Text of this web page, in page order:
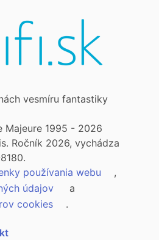
vesmíru fantastiky
1995 - 2026
Ročník 2026, vychádza
používania webu
,
údajov
a
cookies
.